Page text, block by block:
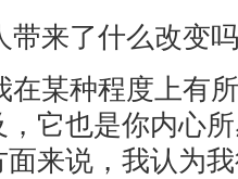
带来了什么改变
在某种程度上有
它也是你内心
来说，我认为